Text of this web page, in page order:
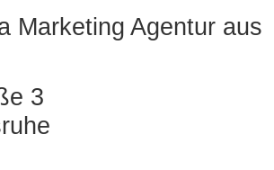
Marketing Agentur aus
3